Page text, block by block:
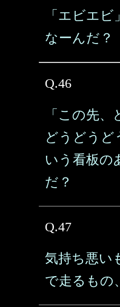
「エビエビ
なーんだ？
Q.46
「この先
どうどうど
いう看板の
だ？
Q.47
気持ち悪い
で走るもの